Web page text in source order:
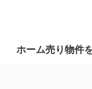
ホーム売り物件